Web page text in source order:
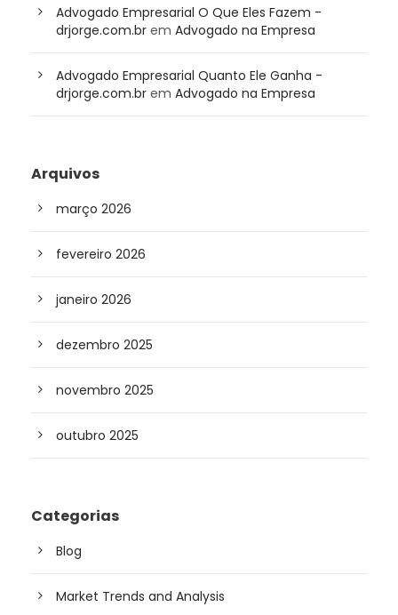
Advogado Empresarial O Que Eles Fazem -
drjorge.com.br em Advogado na Empresa
Advogado Empresarial Quanto Ele Ganha -
drjorge.com.br em Advogado na Empresa
Arquivos
março 2026
fevereiro 2026
janeiro 2026
dezembro 2025
novembro 2025
outubro 2025
Categorias
Blog
Market Trends and Analysis